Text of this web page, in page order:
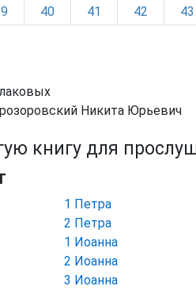
40 41 42 43
Никита Юрьевич
книгу для
1 Петра
2 Петра
1 Иоанна
2 Иоанна
3 Иоанна